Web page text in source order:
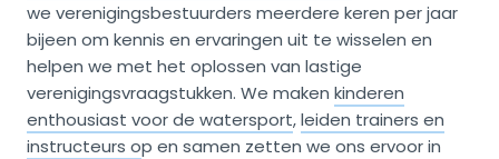
we verenigingsbestuurders meerdere keren per jaar
bijeen om kennis en ervaringen uit te wisselen en
helpen we met het oplossen van lastige
verenigingsvraagstukken. We maken kinderen
enthousiast voor de watersport,leiden trainers en
instructeurs op en samen zetten we ons ervoor in